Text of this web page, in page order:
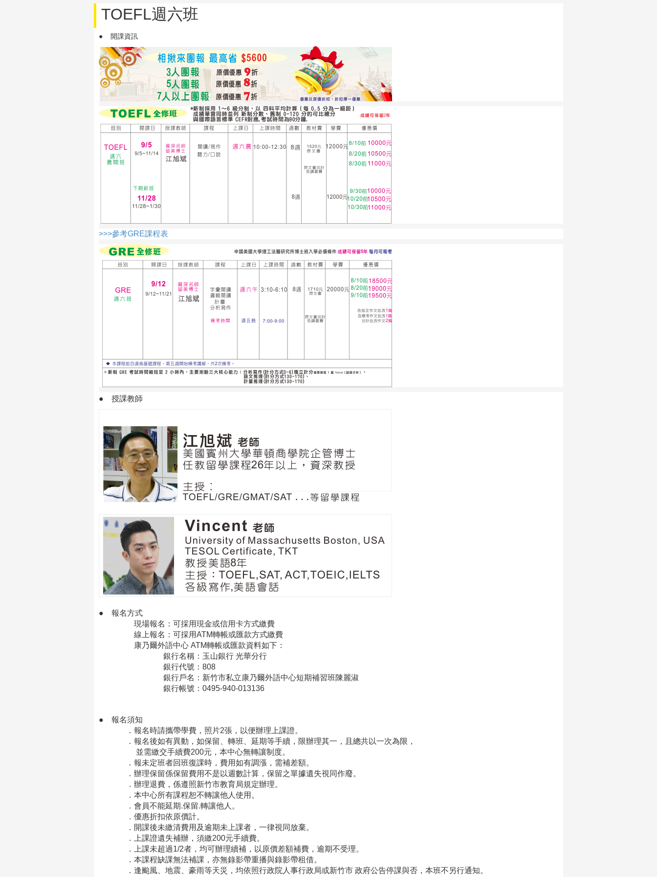
TOEFL週六班
● 開課資訊
>>>參考GRE課程表
● 授課教師
●
報名方式
現場報名：可採用現金或信用卡方式繳費
線上報名：可採用ATM轉帳或匯款方式繳費
康乃爾外語中心 ATM轉帳或匯款資料如下：
銀行名稱：玉山銀行 光華分行
銀行代號：808
銀行戶名：新竹市私立康乃爾外語中心短期補習班陳麗淑
銀行帳號：0495-940-013136
●
報名須知
．報名時請攜帶學費，照片2張，以便辦理上課證。
．報名後如有異動，如保留、轉班、延期等手續，限辦理其一，且總共以一次為限，
並需繳交手續費200元，本中心無轉讓制度。
．報未定班者回班復課時，費用如有調漲，需補差額。
． 辦理保留係保留費用不是以週數計算，保留之單據遺失視同作廢。
． 辦理退費，係遵照新竹市教育局規定辦理。
．本中心所有課程恕不轉讓他人使用。
．會員不能延期.保留.轉讓他人。
． 優惠折扣依原價計。
．開課後未繳清費用及逾期未上課者，一律視同放棄。
．上課證遺失補辦，須繳200元手續費。
．上課未超過1/2者，均可辦理續補，以原價差額補費，逾期不受理。
．本課程缺課無法補課，亦無錄影帶重播與錄影帶租借。
．逢颱風、地震、豪雨等天災，均依照行政院人事行政局或新竹市 政府公告停課與否，本班不另行通知。